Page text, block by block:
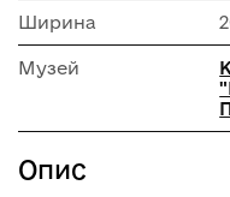
Ширина
Музей
Опис